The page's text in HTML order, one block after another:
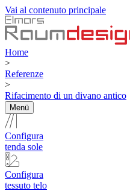
Vai al contenuto principale
Home
>
Referenze
>
Rifacimento di un divano antico
Menü
Configura
tenda sole
Configura
tessuto telo